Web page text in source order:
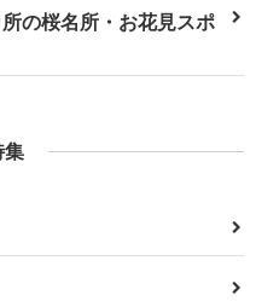
の桜名所・お花見スポ
集